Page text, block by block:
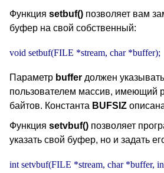
Функция setbuf() позволяет вам
буфер на свой собственный:
void setbuf(FILE *stream, char *buffer);
Параметр buffer должен
пользователем массив, имеющий
байтов. Константа BUFSIZ
Функция setvbuf() позволяет
указать свой буфер, но и задать
int setvbuf(FILE *stream, char *buffer,